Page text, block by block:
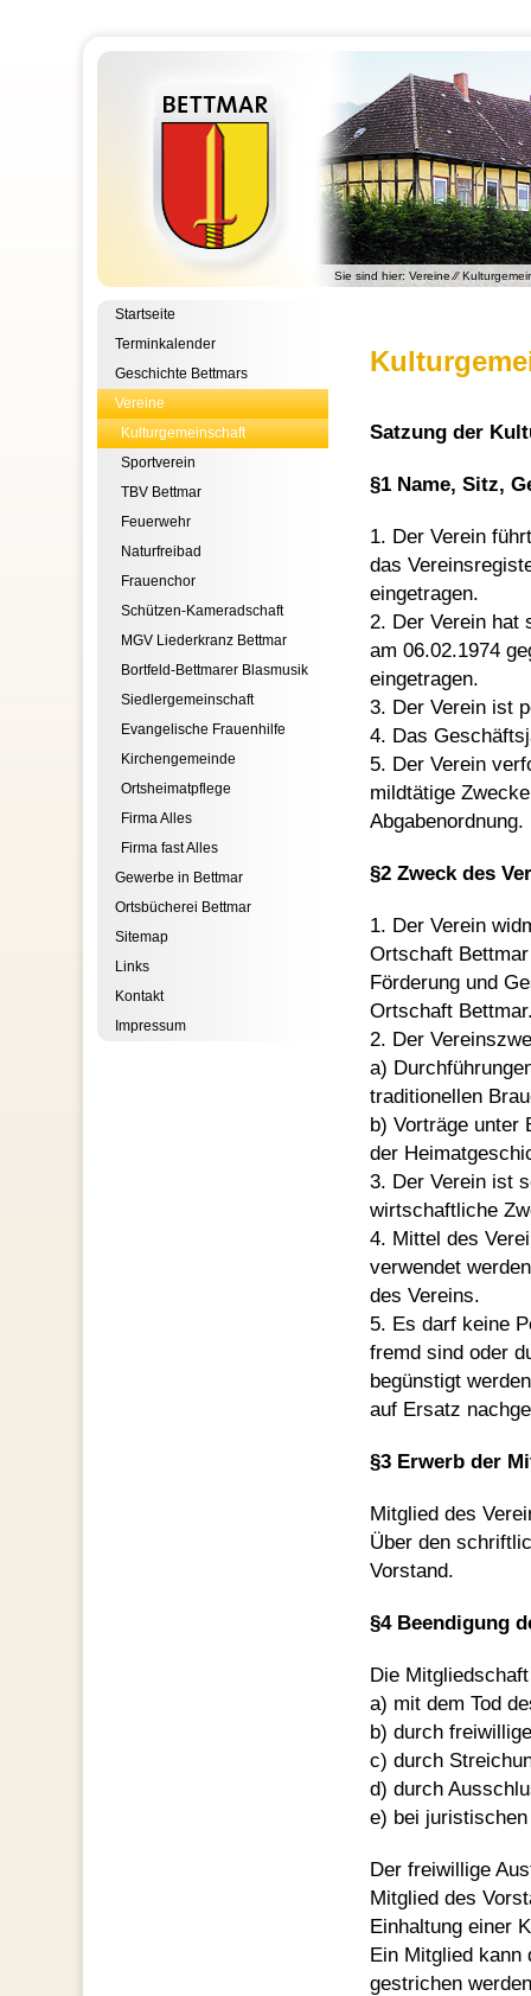
Sie sind hier: Vereine⁄⁄
Startseite
Terminkalender
Geschichte Bettmars
Vereine
Kulturgemeinschaft
Sportverein
TBV Bettmar
Feuerwehr
Naturfreibad
Frauenchor
Schützen-Kameradschaft
MGV Liederkranz Bettmar
Bortfeld-Bettmarer Blasmusik
Siedlergemeinschaft
Evangelische Frauenhilfe
Kirchengemeinde
Ortsheimatpflege
Firma Alles
Firma fast Alles
Gewerbe in Bettmar
Ortsbücherei Bettmar
Sitemap
Links
Kontakt
Impressum
Satzung der
§1 Name, Sitz,
1. Der Verein
das
eingetragen.
2. Der Verein hat
am 06.02.1974
eingetragen.
3. Der Verein ist
4. Das
5. Der Verein
mildtätige
Abgabenordnung.
§2 Zweck des
1. Der Verein
Ortschaft
Förderung und
Ortschaft
2. Der
a)
traditionellen
b) Vorträge unter
der
3. Der Verein ist
wirtschaftliche
4. Mittel des
verwendet
des Vereins.
5. Es darf keine
fremd sind oder
begünstigt
auf Ersatz
§3 Erwerb der
Mitglied des
Über den
Vorstand.
§4 Beendigung
Die
a) mit dem Tod
b) durch
c) durch
d) durch
e) bei
Der freiwillige
Mitglied des
Einhaltung einer
Ein Mitglied kann
gestrichen